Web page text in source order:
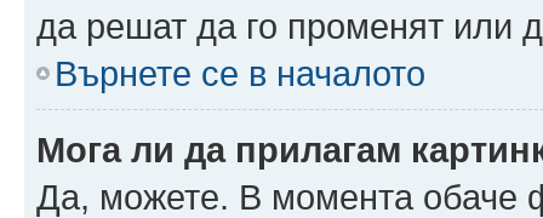
да решат да го променят или
Върнете се в началото
Мога ли да прилагам
Да, можете. В момента обаче